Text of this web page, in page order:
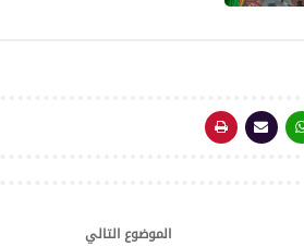
الموضوع التالي